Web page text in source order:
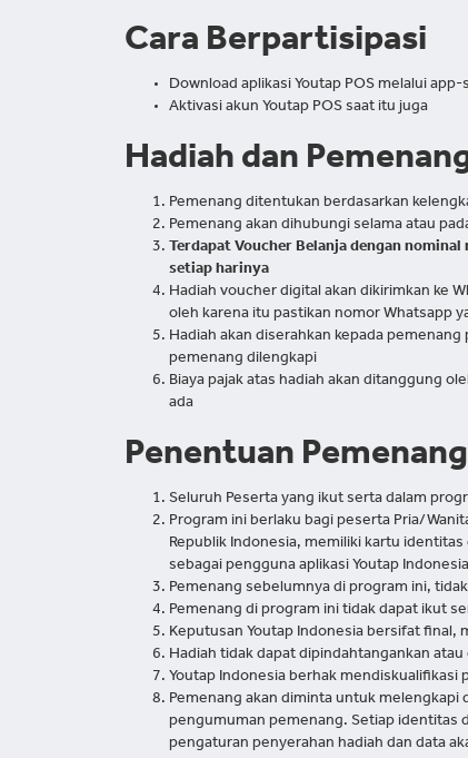
Cara Berpartisipasi
Download aplikasi Youtap POS melalui
Aktivasi akun Youtap POS saat itu juga
Hadiah dan
Pemenang ditentukan berdasarkan
Pemenang akan dihubungi selama atau
Terdapat Voucher Belanja dengan
setiap harinya
Hadiah voucher digital akan dikirimkan ke
oleh karena itu pastikan nomor Whatsapp
Hadiah akan diserahkan kepada
pemenang dilengkapi
Biaya pajak atas hadiah akan ditanggung
ada
Penentuan Pemenang
Seluruh Peserta yang ikut serta dalam
Program ini berlaku bagi peserta Pria/
Republik Indonesia, memiliki kartu
sebagai pengguna aplikasi Youtap
Pemenang sebelumnya di program ini,
Pemenang di program ini tidak dapat ikut
Keputusan Youtap Indonesia bersifat final,
Hadiah tidak dapat dipindahtangankan atau
Youtap Indonesia berhak mendiskualifikasi
Pemenang akan diminta untuk
pengumuman pemenang. Setiap identitas
pengaturan penyerahan hadiah dan data